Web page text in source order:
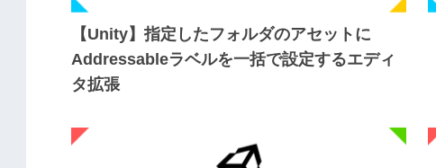
【Unity】指定したフォルダのアセットに
Addressableラベルを一括で設定するエディ
タ拡張